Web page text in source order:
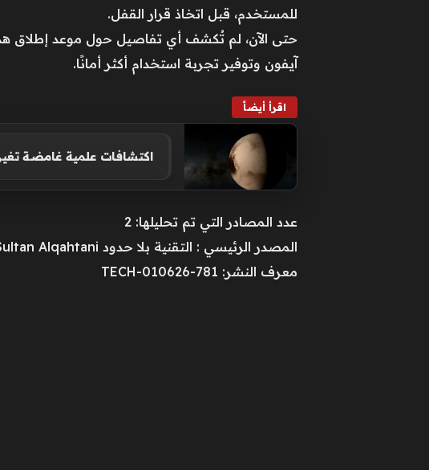
للمستخدم، قبل اتخاذ قرار القفل.
حتى الآن، لم تُكشف أي تفاصيل حول موعد إطلاق
آيفون وتوفير تجربة استخدام أكثر أمانًا.
اقرأ أيضاً
اكتشافات علمية غامضة
عدد المصادر التي تم تحليلها: 2
المصدر الرئيسي : التقنية بلا حدود Sultan Alqahtani
معرف النشر: TECH-010626-781